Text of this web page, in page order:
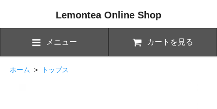
Lemontea Online Shop
メニュー カートを見る
ホーム > トップス